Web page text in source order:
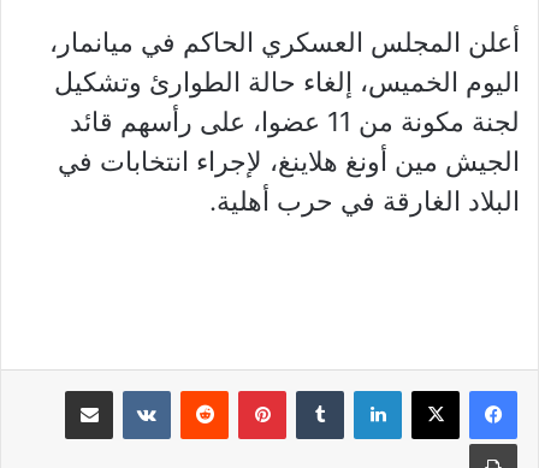
أعلن المجلس العسكري الحاكم في ميانمار،
اليوم الخميس، إلغاء حالة الطوارئ وتشكيل
لجنة مكونة من 11 عضوا، على رأسهم قائد
الجيش مين أونغ هلاينغ، لإجراء انتخابات في
البلاد الغارقة في حرب أهلية.
لينكدإن بينتيريست مشاركة عبر البريد
طباعة